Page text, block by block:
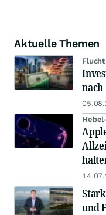
Aktuelle Themen
Flucht
und